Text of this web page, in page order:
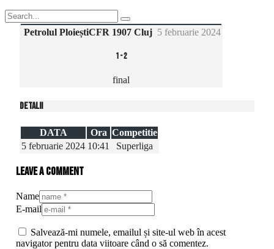
Petrolul PloieștiCFR 1907 Cluj 5 februarie 2024
1 -2
final
Detalii
DATA Ora Competitie
5 februarie 2024 10:41 Superliga
Leave a comment
Name
E-mail
Salvează-mi numele, emailul și site-ul web în acest
navigator pentru data viitoare când o să comentez.